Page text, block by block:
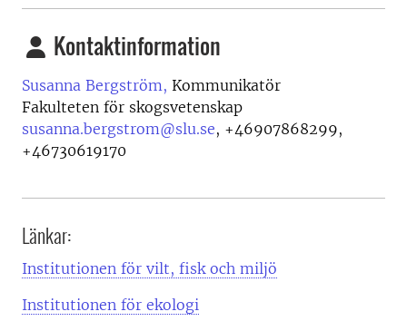
Kontaktinformation
Susanna Bergström, Kommunikatör
Fakulteten för skogsvetenskap
susanna.bergstrom@slu.se, +46907868299,
+46730619170
Länkar:
Institutionen för vilt, fisk och miljö
Institutionen för ekologi